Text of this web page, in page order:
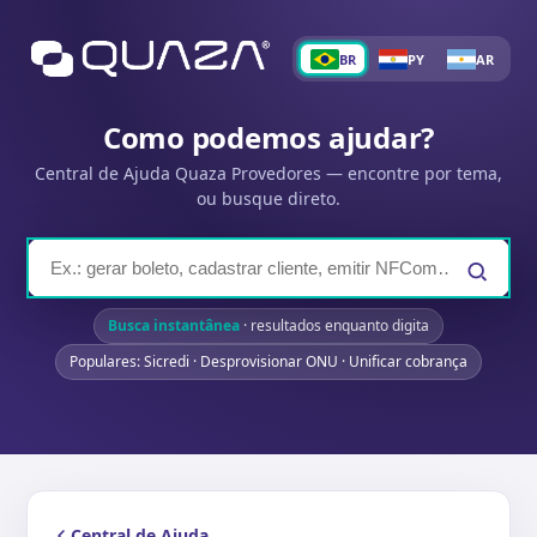
BR PY AR
Como podemos ajudar?
Central de Ajuda Quaza Provedores — encontre por tema,
ou busque direto.
Busca instantânea · resultados enquanto digita
Populares: Sicredi · Desprovisionar ONU · Unificar cobrança